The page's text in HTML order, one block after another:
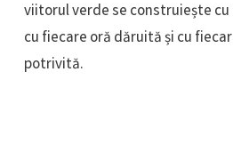
viitorul verde se construiește
cu fiecare oră dăruită și cu
potrivită.